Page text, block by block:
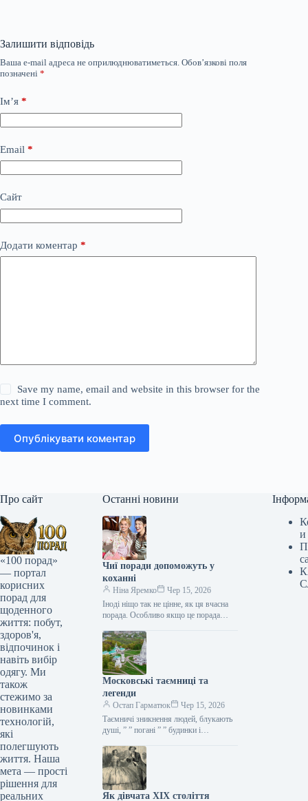
Залишити відповідь
Ваша e-mail адреса не оприлюднюватиметься. Обов’язкові поля
позначені *
Ім’я *
Email *
Сайт
Додати коментар *
Save my name, email and website in this browser for the
next time I comment.
Опублікувати коментар
Про сайт
«100 порад»
— портал
корисних
порад для
щоденного
життя: побут,
здоров'я,
відпочинок і
навіть вибір
одягу. Ми
також
стежимо за
новинками
технологій,
які
полегшують
життя. Наша
мета — прості
рішення для
реальних
Останні новини
Чиї поради допоможуть у
коханні
Ніна Яремко
Чер 15, 2026
Іноді ніщо так не цінне, як ця вчасна
порада. Особливо якщо це порада
косметолога, тренера, стиліста…
Московські таємниці та
легенди
Остап Гарматюк
Чер 15, 2026
Таємничі зникнення людей, блукають
душі, ” ” погані ” ” будинки і
Щоб…
Як дівчата XIX століття
и